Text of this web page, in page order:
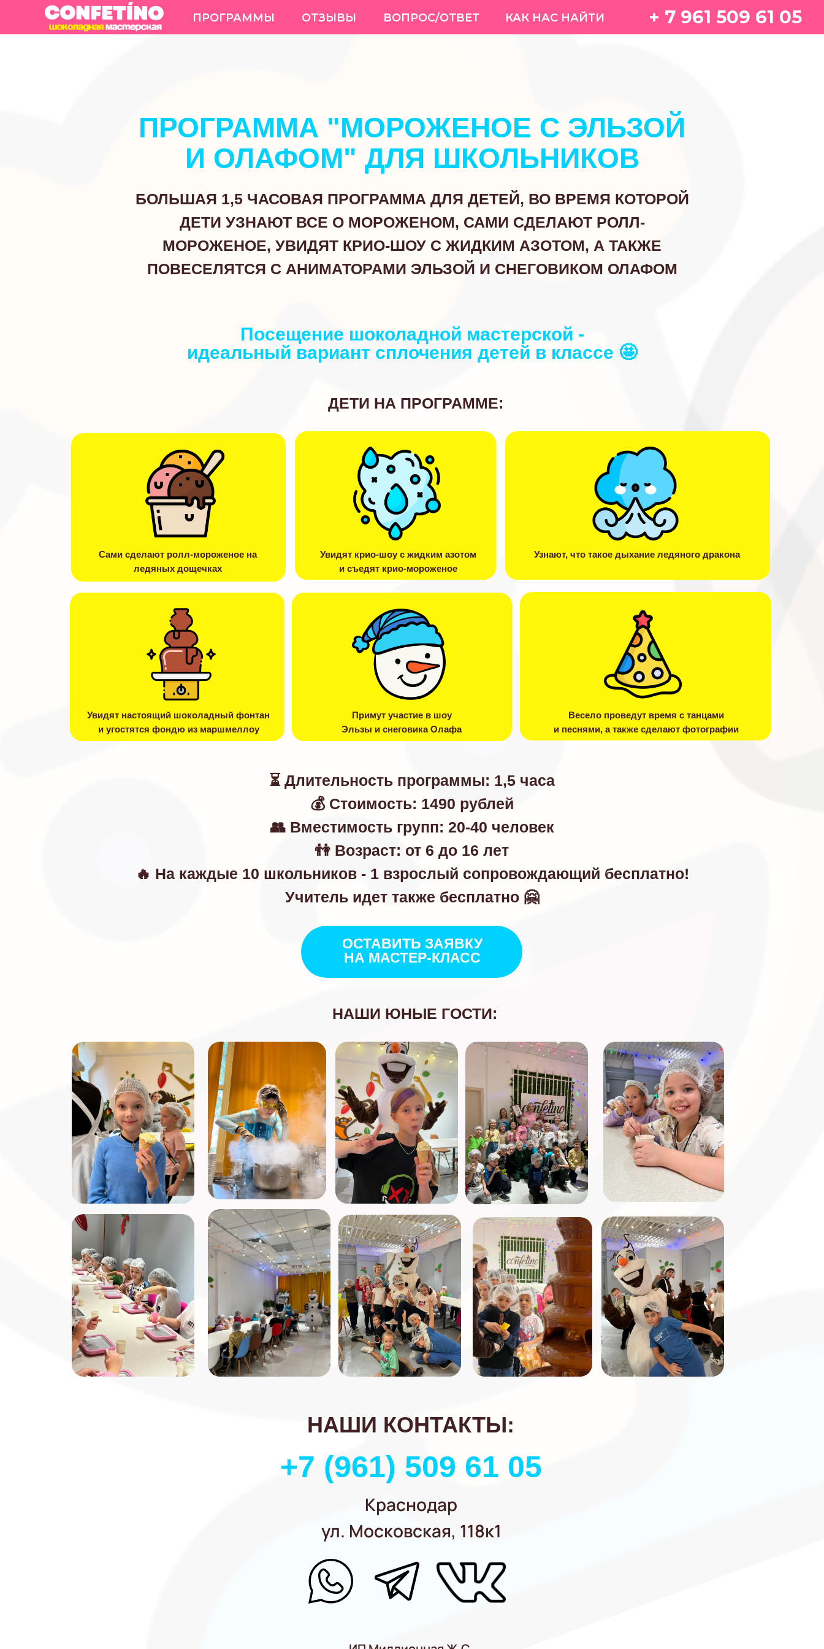
+ 7 961 509 61 05
ПРОГРАММЫ ОТЗЫВЫ ВОПРОС/ОТВЕТ КАК НАС НАЙТИ
Краснодар
ул. Московская, 118к1
+7 (961) 509 61 05
НАШИ КОНТАКТЫ:
ПРОГРАММА "МОРОЖЕНОЕ С ЭЛЬЗОЙ
И ОЛАФОМ" ДЛЯ ШКОЛЬНИКОВ
БОЛЬШАЯ 1,5 ЧАСОВАЯ ПРОГРАММА ДЛЯ ДЕТЕЙ, ВО ВРЕМЯ КОТОРОЙ
ДЕТИ УЗНАЮТ ВСЕ О МОРОЖЕНОМ, САМИ СДЕЛАЮТ РОЛЛ-
МОРОЖЕНОЕ, УВИДЯТ КРИО-ШОУ С ЖИДКИМ АЗОТОМ, А ТАКЖЕ
ПОВЕСЕЛЯТСЯ С АНИМАТОРАМИ ЭЛЬЗОЙ И СНЕГОВИКОМ ОЛАФОМ
Посещение шоколадной мастерской -
идеальный вариант сплочения детей в классе 🤩
Сами сделают ролл-мороженое на
ледяных дощечках
ДЕТИ НА ПРОГРАММЕ:
Увидят крио-шоу с жидким азотом
и съедят крио-мороженое
Узнают, что такое дыхание ледяного дракона
Увидят настоящий шоколадный фонтан
и угостятся фондю из маршмеллоу
Примут участие в шоу
Эльзы и снеговика Олафа
Весело проведут время с танцами
и песнями, а также сделают фотографии
⏳ Длительность программы: 1,5 часа
💰 Стоимость: 1490 рублей
👥 Вместимость групп: 20-40 человек
👫 Возраст: от 6 до 16 лет
🔥 На каждые 10 школьников - 1 взрослый сопровождающий бесплатно!
Учитель идет также бесплатно 🤗
ОСТАВИТЬ ЗАЯВКУ
НА МАСТЕР-КЛАСС
НАШИ ЮНЫЕ ГОСТИ: